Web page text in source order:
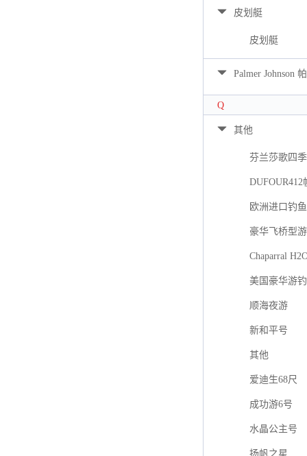
皮划艇
皮划艇
Palmer Johnson
Q
其他
芬兰莎歌四
DUFOUR412
欧洲进口钓
豪华飞桥型
Chaparral
美国豪华游
顺海夜游
新和平号
其他
爱迪生68尺
成功游6号
水晶公主号
扬帆之星